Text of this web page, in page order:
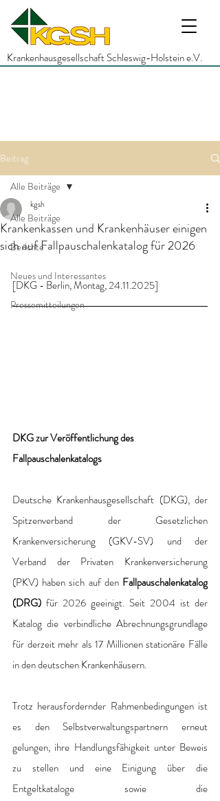
Krankenhausgesellschaft Schleswig-Holstein e.V.
Beitrag
Alle Beiträge
Berichte
Neues und Interessantes
Pressemitteilungen
Alle Beiträge
Krankenkassen und Krankenhäuser einigen
sich auf Fallpauschalenkatalog für 2026
kgsh
[DKG - Berlin, Montag, 24.11.2025]
DKG zur Veröffentlichung des
Fallpauschalenkatalogs
Deutsche Krankenhausgesellschaft (DKG), der
Spitzenverband der Gesetzlichen
Krankenversicherung (GKV-SV) und der
Verband der Privaten Krankenversicherung
(PKV) haben sich auf den Fallpauschalenkatalog
(DRG) für 2026 geeinigt. Seit 2004 ist der
Katalog die verbindliche Abrechnungsgrundlage
für derzeit mehr als 17 Millionen stationäre Fälle
in den deutschen Krankenhäusern.
Trotz herausfordernder Rahmenbedingungen ist
es den Selbstverwaltungspartnern erneut
gelungen, ihre Handlungsfähigkeit unter Beweis
zu stellen und eine Einigung über die